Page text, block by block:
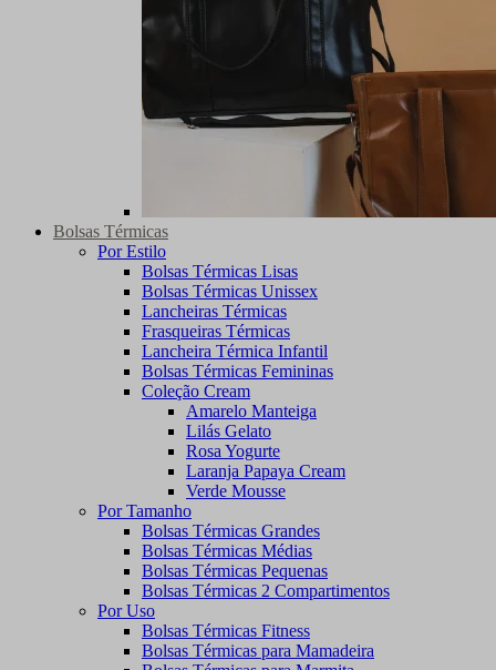
Bolsas Térmicas
Por Estilo
Bolsas Térmicas Lisas
Bolsas Térmicas Unissex
Lancheiras Térmicas
Frasqueiras Térmicas
Lancheira Térmica Infantil
Bolsas Térmicas Femininas
Coleção Cream
Amarelo Manteiga
Lilás Gelato
Rosa Yogurte
Laranja Papaya Cream
Verde Mousse
Por Tamanho
Bolsas Térmicas Grandes
Bolsas Térmicas Médias
Bolsas Térmicas Pequenas
Bolsas Térmicas 2 Compartimentos
Por Uso
Bolsas Térmicas Fitness
Bolsas Térmicas para Mamadeira